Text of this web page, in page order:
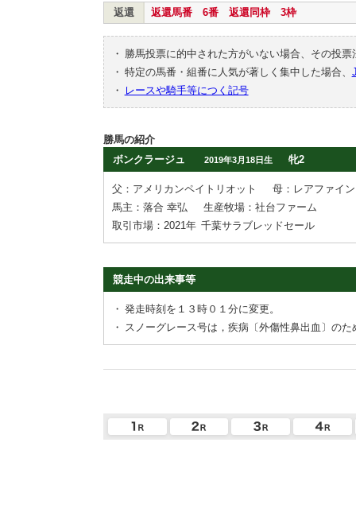
返還 返還馬番 6番 返還同枠 3枠
・
勝馬投票に的中された方がいない場合、その投
・ 特定の馬番・組番に人気が著しく集中した場合、
・
レースや騎手等につく記号
勝馬の紹介
ボンクラージュ
2019年3月18日生 牝2
父：アメリカンペイトリオット
母：レアファイ
馬主：落合 幸弘
生産牧場：社台ファーム
取引市場：2021年 千葉サラブレッドセール
競走中の出来事等
・ 発走時刻を１３時０１分に変更。
・
スノーグレース号は，疾病〔外傷性鼻出血〕の